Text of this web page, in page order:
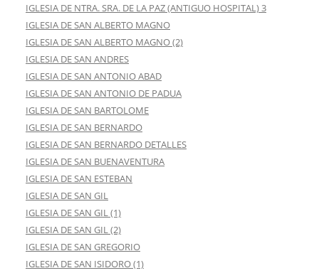
IGLESIA DE NTRA. SRA. DE LA PAZ (ANTIGUO HOSPITAL) 3
IGLESIA DE SAN ALBERTO MAGNO
IGLESIA DE SAN ALBERTO MAGNO (2)
IGLESIA DE SAN ANDRES
IGLESIA DE SAN ANTONIO ABAD
IGLESIA DE SAN ANTONIO DE PADUA
IGLESIA DE SAN BARTOLOME
IGLESIA DE SAN BERNARDO
IGLESIA DE SAN BERNARDO DETALLES
IGLESIA DE SAN BUENAVENTURA
IGLESIA DE SAN ESTEBAN
IGLESIA DE SAN GIL
IGLESIA DE SAN GIL (1)
IGLESIA DE SAN GIL (2)
IGLESIA DE SAN GREGORIO
IGLESIA DE SAN ISIDORO (1)